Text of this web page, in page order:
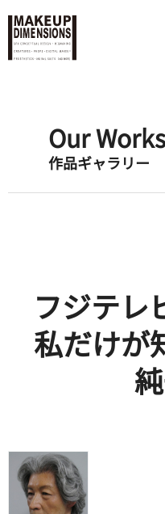
Our Works
作品ギャラリー
フジテレ
私だけが